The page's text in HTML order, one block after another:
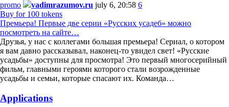
promo vadimrazumov.ru july 6, 20:58 6
Buy for 100 tokens
Премьера! Первые две серии «Русских усадеб» можно
посмотреть на сайте…
Друзья, у нас с коллегами большая премьера! Сериал, о котором
я вам давно рассказывал, наконец-то увидел свет! «Русские
усадьбы» доступны для просмотра! Это первый многосерийный
фильм, главными героями которого стали возрожденные
усадьбы и семьи, которые спасают их. Команда…
Applications